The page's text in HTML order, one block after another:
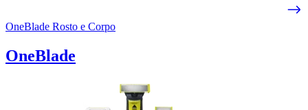
OneBlade Rosto e Corpo
OneBlade